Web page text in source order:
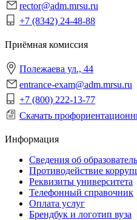
rector@adm.mrsu.ru
+7 (8342) 24-48-88
Приёмная комиссия
Полежаева ул., 44
entrance-exam@adm.mrsu.ru
+7 (800) 222-13-77
Скачать
Информация
Сведения об
Противодействие
Реквизиты университета
Телефонный справочник
Оплата услуг
Брендбук и логотип вуза